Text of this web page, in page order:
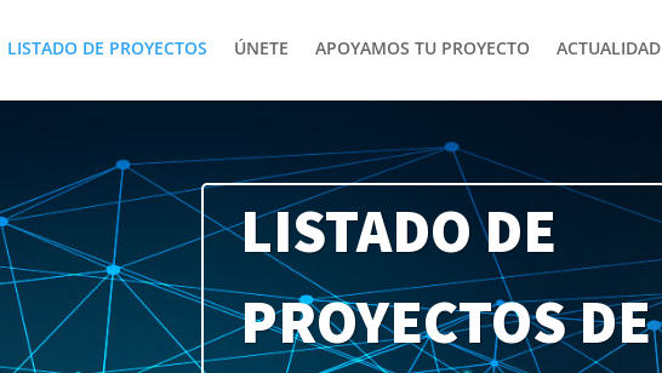
LISTADO DE PROYECTOS ÚNETE APOYAMOS TU PROYECTO ACTUALIDAD
LISTADO DE
PROYECTOS DE